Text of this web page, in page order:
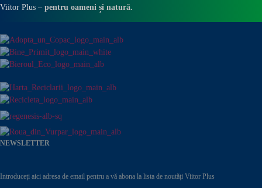
Viitor Plus – pentru oameni și natură.
NEWSLETTER
Introduceți aici adresa de email pentru a vă abona la lista de noutăți Viitor Plus